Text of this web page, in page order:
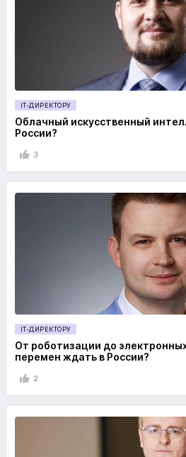
IT-ДИРЕКТОРУ
Облачный искусственный
России?
3
IT-ДИРЕКТОРУ
От роботизации до
перемен ждать в России?
2